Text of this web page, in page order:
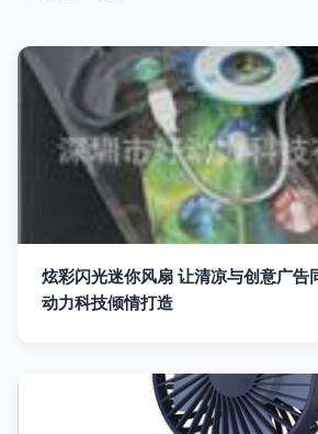
炫彩闪光迷你风扇 让清凉与创意广
动力科技倾情打造